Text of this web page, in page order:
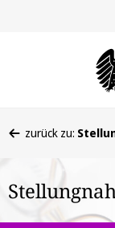
befinden
hier:
zurück zu: